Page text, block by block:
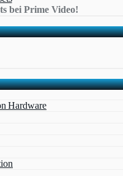
bei Prime Video!
Hardware